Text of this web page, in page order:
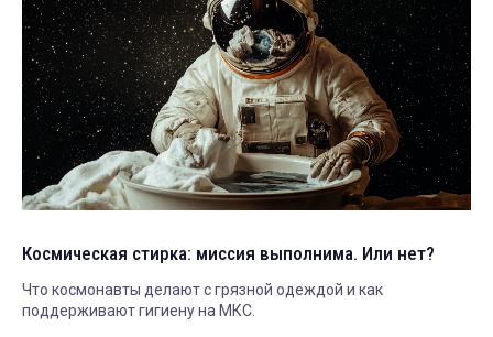
Космическая стирка: миссия выполнима. Или нет?
Что космонавты делают с грязной одеждой и как
поддерживают гигиену на МКС.